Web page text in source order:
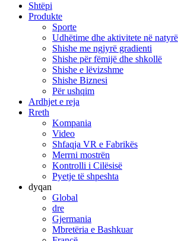
Shtëpi
Produkte
Sporte
Udhëtime dhe aktivitete në natyrë
Shishe me ngjyrë gradienti
Shishe për fëmijë dhe shkollë
Shishe e lëvizshme
Shishe Biznesi
Për ushqim
Ardhjet e reja
Rreth
Kompania
Video
Shfaqja VR e Fabrikës
Merrni mostrën
Kontrolli i Cilësisë
Pyetje të shpeshta
dyqan
Global
dre
Gjermania
Mbretëria e Bashkuar